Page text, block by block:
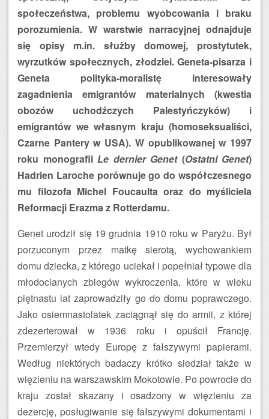
społeczeństwa, problemu wyobcowania i braku
porozumienia. W warstwie narracyjnej odnajduje
się opisy m.in. służby domowej, prostytutek,
wyrzutków społecznych, złodziei. Geneta-pisarza i
Geneta polityka-moralistę interesowały
zagadnienia emigrantów materialnych (kwestia
obozów uchodźczych Palestyńczyków) i
emigrantów we własnym kraju (homoseksualiści,
Czarne Pantery w USA). W opublikowanej w 1997
roku monografii Le dernier Genet(Ostatni Genet)
Hadrien Laroche porównuje go do współczesnego
mu filozofa Michel Foucaulta oraz do myśliciela
Reformacji Erazma z Rotterdamu.
Genet urodził się 19 grudnia 1910 roku w Paryżu. Był
porzuconym przez matkę sierotą, wychowankiem
domu dziecka, z którego uciekał i popełniał typowe dla
młodocianych zbiegów wykroczenia, które w wieku
piętnastu lat zaprowadziły go do domu poprawczego.
Jako osiemnastolatek zaciągnął się do armii, z której
zdezerterował w 1936 roku i opuścił Francję.
Przemierzył wtedy Europę z fałszywymi papierami.
Według niektórych badaczy krótko siedział także w
więzieniu na warszawskim Mokotowie. Po powrocie do
kraju został skazany i osadzony w więzieniu za
dezercję, posługiwanie się fałszywymi dokumentami i